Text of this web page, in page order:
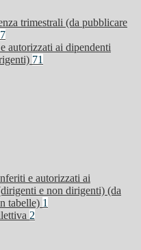
trimestrali (da pubblicare
autorizzati ai dipendenti
71
e autorizzati ai
e non dirigenti) (da
tabelle) 1
2